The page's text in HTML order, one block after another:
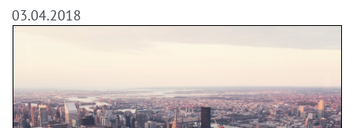
Вебинары и семинары
03.04.2018